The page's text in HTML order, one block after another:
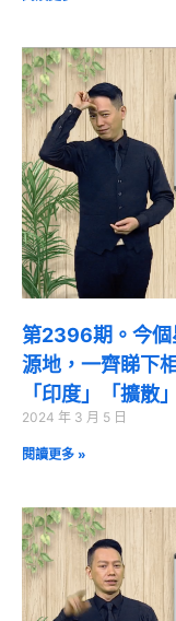
第2396期。今個
源地，一齊睇下
「印度」「擴散
2024 年 3 月 5 日
閱讀更多 »